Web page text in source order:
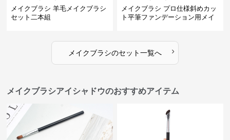
メイクブラシ 羊毛メイクブラシ
セット二本組
メイクブラシ プロ仕様斜めカッ
ト平筆ファンデーション用メイ
メイクブラシのセット一覧へ ›
メイクブラシアイシャドウのおすすめアイテム